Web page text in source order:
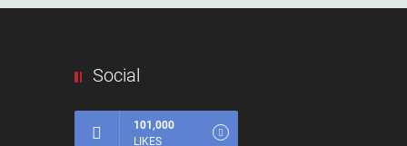
Social
101,000
LIKES